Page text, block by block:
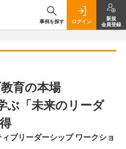
事例を探す ログイン
新規
会員登録
育の本場
ぶ「未来のリーダ
ブリーダーシップ ワークショ